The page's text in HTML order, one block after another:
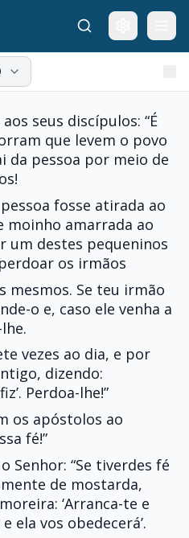
seus discípulos: “É
que levem o povo
da pessoa por meio de
fosse atirada ao
moinho amarrada ao
um destes pequeninos
os irmãos
mesmos. Se teu irmão
o e, caso ele venha a
vezes ao dia, e por
dizendo:
Perdoa-lhe!”
os apóstolos ao
fé!”
Senhor: “Se tiverdes fé
de mostarda,
‘Arranca-te e
ela vos obedecerá’.